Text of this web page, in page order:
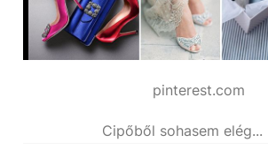
pinterest.com
Cipőből sohasem elég...